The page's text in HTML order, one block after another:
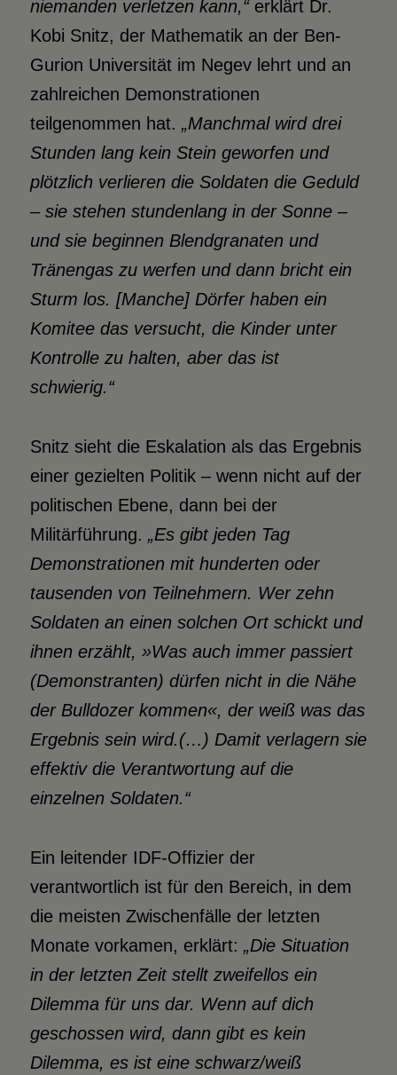
niemanden verletzen kann,“erklärt Dr.
Kobi Snitz, der Mathematik an der Ben-
Gurion Universität im Negev lehrt und an
zahlreichen Demonstrationen
teilgenommen hat. „Manchmal wird drei
Stunden lang kein Stein geworfen und
plötzlich verlieren die Soldaten die Geduld
– sie stehen stundenlang in der Sonne –
und sie beginnen Blendgranaten und
Tränengas zu werfen und dann bricht ein
Sturm los. [Manche] Dörfer haben ein
Komitee das versucht, die Kinder unter
Kontrolle zu halten, aber das ist
schwierig.“
Snitz sieht die Eskalation als das Ergebnis
einer gezielten Politik – wenn nicht auf der
politischen Ebene, dann bei der
Militärführung. „Es gibt jeden Tag
Demonstrationen mit hunderten oder
tausenden von Teilnehmern. Wer zehn
Soldaten an einen solchen Ort schickt und
ihnen erzählt, »Was auch immer passiert
(Demonstranten) dürfen nicht in die Nähe
der Bulldozer kommen«, der weiß was das
Ergebnis sein wird.(…) Damit verlagern sie
effektiv die Verantwortung auf die
einzelnen Soldaten.“
Ein leitender IDF-Offizier der
verantwortlich ist für den Bereich, in dem
die meisten Zwischenfälle der letzten
Monate vorkamen, erklärt: „Die Situation
in der letzten Zeit stellt zweifellos ein
Dilemma für uns dar. Wenn auf dich
geschossen wird, dann gibt es kein
Dilemma, es ist eine schwarz/weiß